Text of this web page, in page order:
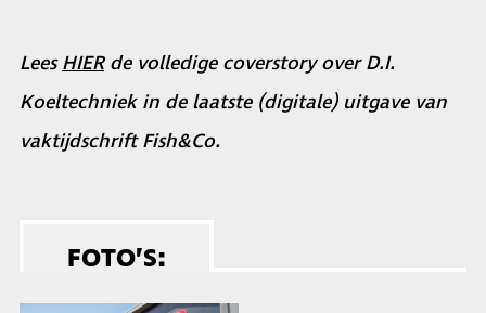
LeesHIERde volledige coverstory over D.I.
Koeltechniek in de laatste (digitale) uitgave van
vaktijdschrift Fish&Co.
FOTO’S: